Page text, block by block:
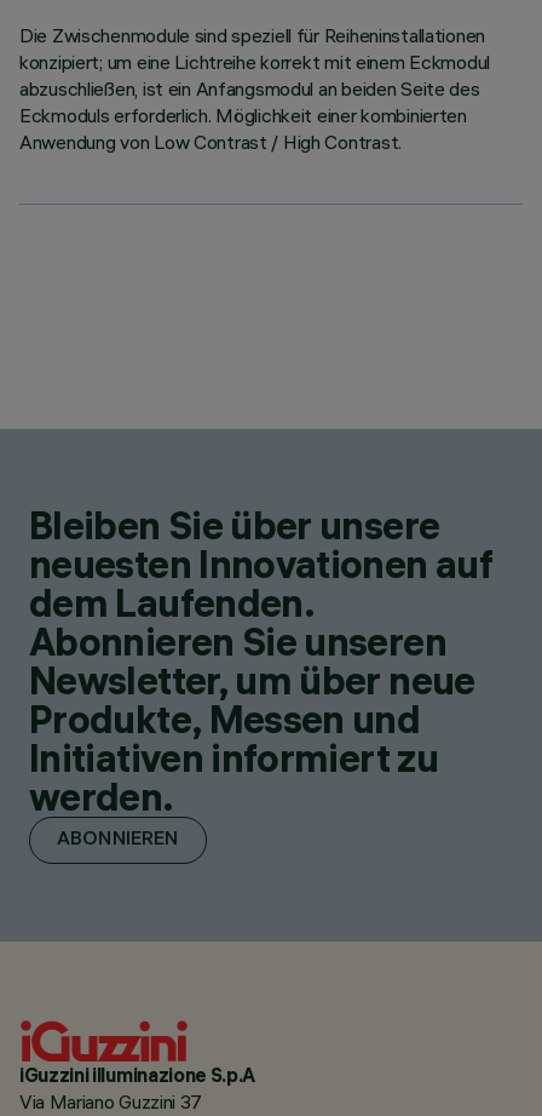
Die Zwischenmodule sind speziell für Reiheninstallationen
konzipiert; um eine Lichtreihe korrekt mit einem Eckmodul
abzuschließen, ist ein Anfangsmodul an beiden Seite des
Eckmoduls erforderlich. Möglichkeit einer kombinierten
Anwendung von Low Contrast / High Contrast.
Bleiben Sie über unsere
neuesten Innovationen auf
dem Laufenden.
Abonnieren Sie unseren
Newsletter, um über neue
Produkte, Messen und
Initiativen informiert zu
werden.
ABONNIEREN
iGuzzini illuminazione S.p.A
Via Mariano Guzzini 37